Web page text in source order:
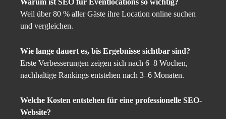
Weil über 80 % aller Gäste ihre Location online suchen
und vergleichen.
Wie lange dauert es, bis Ergebnisse sichtbar sind?
Erste Verbesserungen zeigen sich nach 6–8 Wochen,
nachhaltige Rankings entstehen nach 3–6 Monaten.
Welche Kosten entstehen für eine professionelle SEO-
Website?